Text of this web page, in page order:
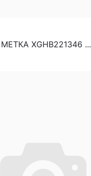
XGHB221346 ...